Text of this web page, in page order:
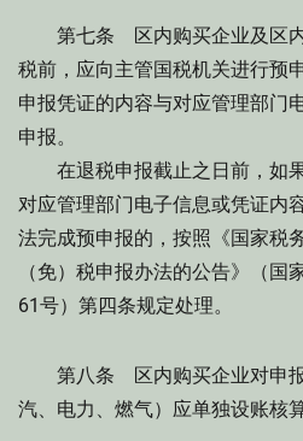
第七条 区内购买企业及区内
税前，应向主管国税机关进行预
申报凭证的内容与对应管理部门
申报。
在退税申报截止之日前，如
对应管理部门电子信息或凭证内
法完成预申报的，按照《国家税
（免）税申报办法的公告》（国
61号）第四条规定处理。
第八条 区内购买企业对申报
汽、电力、燃气）应单独设账核